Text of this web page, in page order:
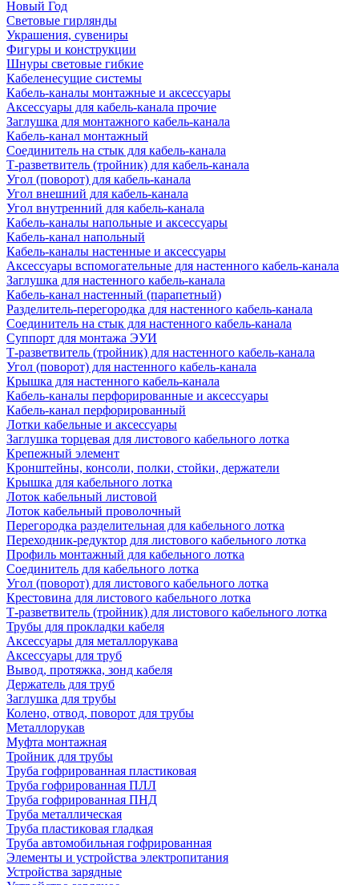
Новый Год
Световые гирлянды
Украшения, сувениры
Фигуры и конструкции
Шнуры световые гибкие
Кабеленесущие системы
Кабель-каналы монтажные и аксессуары
Аксессуары для кабель-канала прочие
Заглушка для монтажного кабель-канала
Кабель-канал монтажный
Соединитель на стык для кабель-канала
Т-разветвитель (тройник) для кабель-канала
Угол (поворот) для кабель-канала
Угол внешний для кабель-канала
Угол внутренний для кабель-канала
Кабель-каналы напольные и аксессуары
Кабель-канал напольный
Кабель-каналы настенные и аксессуары
Аксессуары вспомогательные для настенного кабель-канала
Заглушка для настенного кабель-канала
Кабель-канал настенный (парапетный)
Разделитель-перегородка для настенного кабель-канала
Соединитель на стык для настенного кабель-канала
Суппорт для монтажа ЭУИ
Т-разветвитель (тройник) для настенного кабель-канала
Угол (поворот) для настенного кабель-канала
Крышка для настенного кабель-канала
Кабель-каналы перфорированные и аксессуары
Кабель-канал перфорированный
Лотки кабельные и аксессуары
Заглушка торцевая для листового кабельного лотка
Крепежный элемент
Кронштейны, консоли, полки, стойки, держатели
Крышка для кабельного лотка
Лоток кабельный листовой
Лоток кабельный проволочный
Перегородка разделительная для кабельного лотка
Переходник-редуктор для листового кабельного лотка
Профиль монтажный для кабельного лотка
Соединитель для кабельного лотка
Угол (поворот) для листового кабельного лотка
Крестовина для листового кабельного лотка
Т-разветвитель (тройник) для листового кабельного лотка
Трубы для прокладки кабеля
Аксессуары для металлорукава
Аксессуары для труб
Вывод, протяжка, зонд кабеля
Держатель для труб
Заглушка для трубы
Колено, отвод, поворот для трубы
Металлорукав
Муфта монтажная
Тройник для трубы
Труба гофрированная пластиковая
Труба гофрированная ПЛЛ
Труба гофрированная ПНД
Труба металлическая
Труба пластиковая гладкая
Труба автомобильная гофрированная
Элементы и устройства электропитания
Устройства зарядные